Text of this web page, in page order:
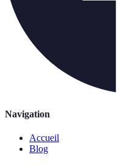
Navigation
Accueil
Blog